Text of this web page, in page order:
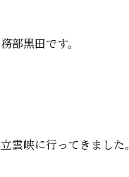
部黒田です。
雲峡に行ってきました。